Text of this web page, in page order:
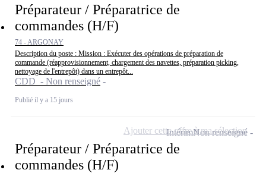
Préparateur / Préparatrice de
commandes (H/F)
74 - ARGONAY
Description du poste : Mission : Exécuter des opérations de préparation de
commande (réapprovisionnement, chargement des navettes, préparation picking,
nettoyage de l'entrepôt) dans un entrepôt...
CDD - Non renseigné
Publié il y a 15 jours
Préparateur / Préparatrice de
commandes (H/F)
IntérimNon renseigné
Ajouter cette offre à ma sélection